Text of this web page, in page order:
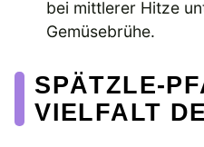
bei mittlerer Hitze
Gemüsebrühe.
SPÄTZLE-
VIELFALT